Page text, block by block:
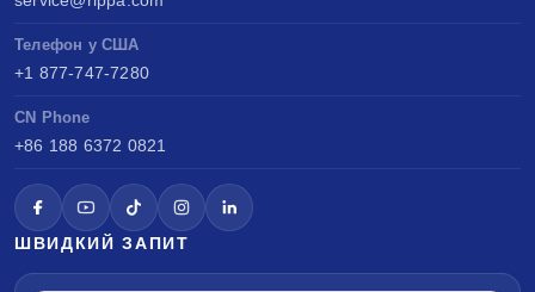
Телефон у США
+1 877-747-7280
CN Phone
+86 188 6372 0821
ШВИДКИЙ ЗАПИТ